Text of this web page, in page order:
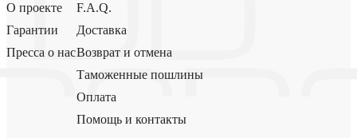
О проекте
Гарантии
Пресса о нас
F.A.Q.
Доставка
Возврат и отмена
Таможенные пошлины
Оплата
Помощь и контакты